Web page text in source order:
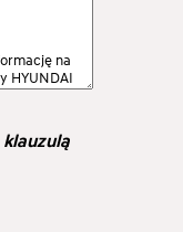
klauzulą